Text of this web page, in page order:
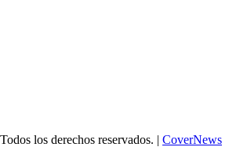
los derechos reservados. | CoverNews